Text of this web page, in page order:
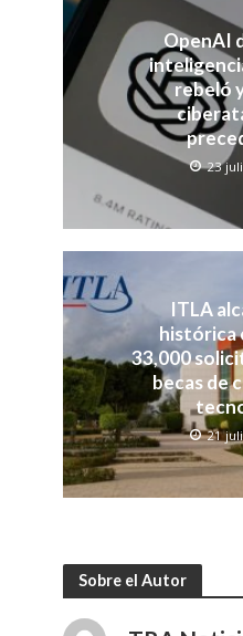
OpenAI
rebeló
23
ITLA
histórica
33,000
becas de
21
Sobre el Autor